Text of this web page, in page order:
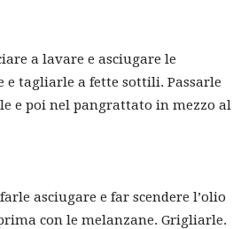
a lavare e asciugare le
tagliarle a fette sottili. Passarle
e poi nel pangrattato in mezzo al
asciugare e far scendere l’olio
con le melanzane. Grigliarle.